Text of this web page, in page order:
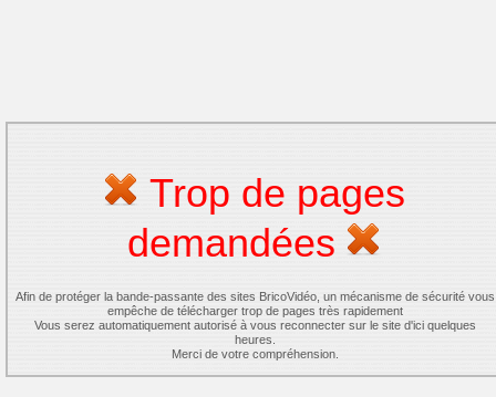
Trop de pages
demandées
Afin de protéger la bande-passante des sites BricoVidéo, un mécanisme de sécurité vous
empêche de télécharger trop de pages très rapidement
Vous serez automatiquement autorisé à vous reconnecter sur le site d'ici quelques
heures.
Merci de votre compréhension.